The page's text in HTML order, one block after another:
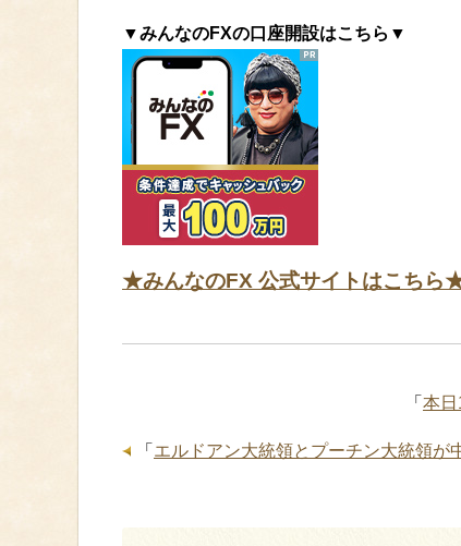
▼みんなのFXの口座開設はこちら▼
★みんなのFX 公式サイトはこちら
「 本日
「 エルドアン大統領とプーチン大統領が